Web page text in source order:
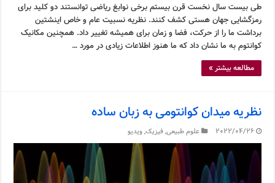
طی بیست سال نخست قرن بیستم برخی نوابغ ریاضی توانستند دو کلید برای
رمزگشایی جهان هستی کشف کنند. نظریه نسبیت عام و خاص اینشتین
برداشت ما را از حرکت، فضا و زمان برای همیشه تغییر داد. همچنین مکانیک
کوانتوم به ما نشان داد که ما هنوز اطلاعات زیادی در مورد …
مطالعه بیشتر »
نظریه میدان کوانتومی به زبان ساده
2022/04/26 علوم طبیعی,فیزیک,ویدیو